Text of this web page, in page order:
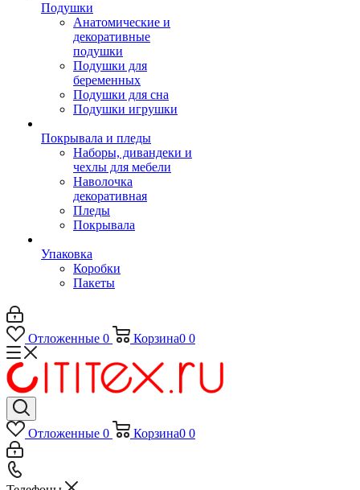
Подушки
Анатомические и
декоративные
подушки
Подушки для
беременных
Подушки для сна
Подушки игрушки
Покрывала и пледы
Наборы, дивандеки и
чехлы для мебели
Наволочка
декоративная
Пледы
Покрывала
Упаковка
Коробки
Пакеты
Отложенные 0 Корзина0 0
Отложенные 0 Корзина0 0